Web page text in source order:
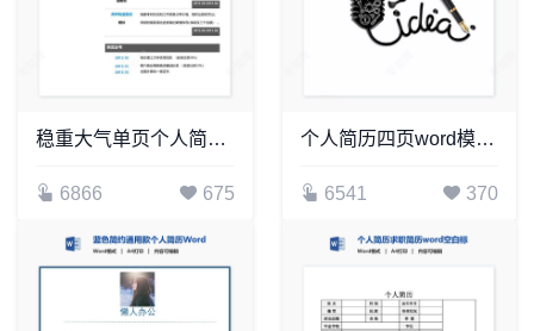
稳重大气单页个人简历word文档(21)
6866 675
个人简历四页word模板(16)
6541 370